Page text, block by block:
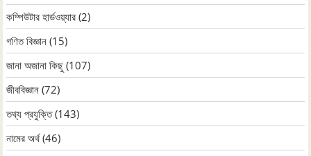
কম্পিউটার হার্ডওয়্যার (2)
গণিত বিজ্ঞান (15)
জানা অজানা কিছু (107)
জীববিজ্ঞান (72)
তথ্য প্রযুক্তি(143)
নামের অর্থ(46)